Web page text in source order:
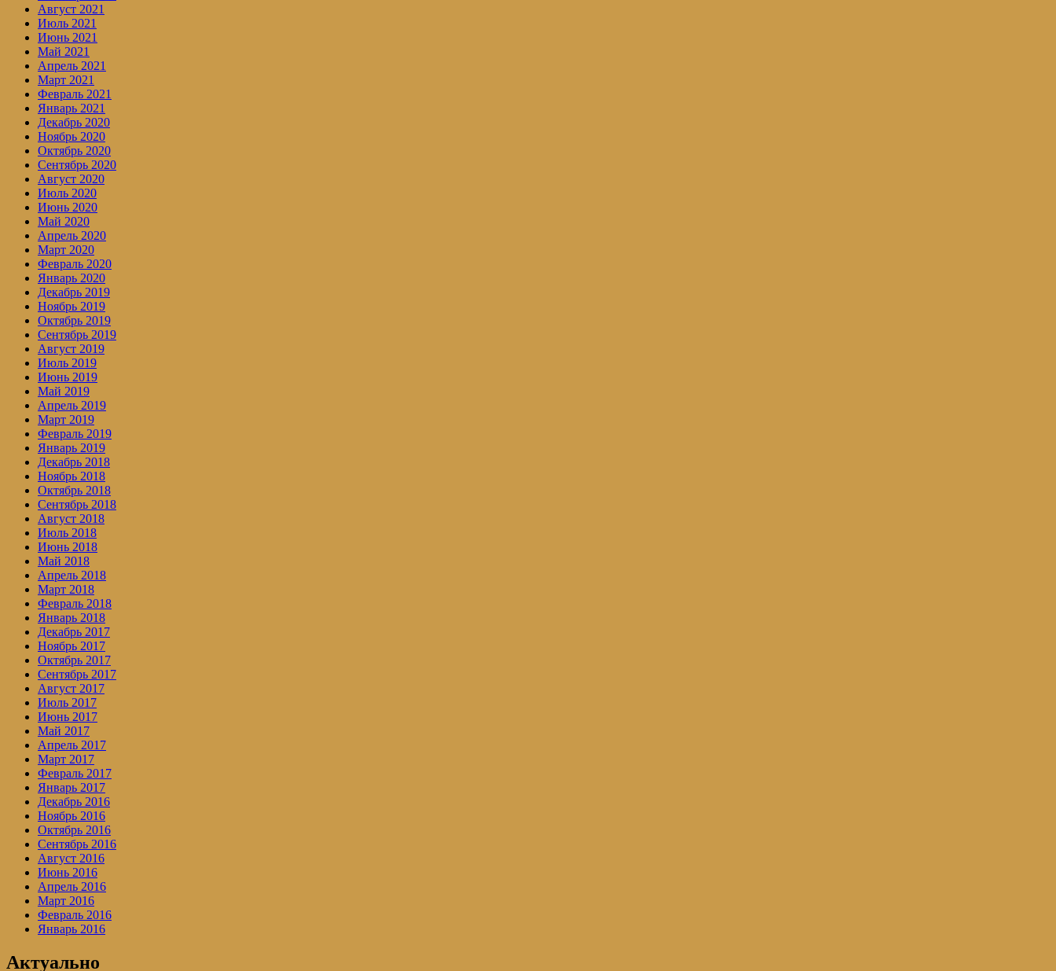
Август 2021
Июль 2021
Июнь 2021
Май 2021
Апрель 2021
Март 2021
Февраль 2021
Январь 2021
Декабрь 2020
Ноябрь 2020
Октябрь 2020
Сентябрь 2020
Август 2020
Июль 2020
Июнь 2020
Май 2020
Апрель 2020
Март 2020
Февраль 2020
Январь 2020
Декабрь 2019
Ноябрь 2019
Октябрь 2019
Сентябрь 2019
Август 2019
Июль 2019
Июнь 2019
Май 2019
Апрель 2019
Март 2019
Февраль 2019
Январь 2019
Декабрь 2018
Ноябрь 2018
Октябрь 2018
Сентябрь 2018
Август 2018
Июль 2018
Июнь 2018
Май 2018
Апрель 2018
Март 2018
Февраль 2018
Январь 2018
Декабрь 2017
Ноябрь 2017
Октябрь 2017
Сентябрь 2017
Август 2017
Июль 2017
Июнь 2017
Май 2017
Апрель 2017
Март 2017
Февраль 2017
Январь 2017
Декабрь 2016
Ноябрь 2016
Октябрь 2016
Сентябрь 2016
Август 2016
Июнь 2016
Апрель 2016
Март 2016
Февраль 2016
Январь 2016
Актуально